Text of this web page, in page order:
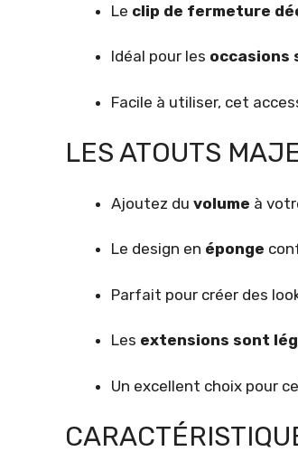
Le clip de fermeture
Idéal pour les occasions
Facile à utiliser, cet
LES ATOUTS
Ajoutez du volume à
Le design en éponge
Parfait pour créer des
Les extensions sont
Un excellent choix pour